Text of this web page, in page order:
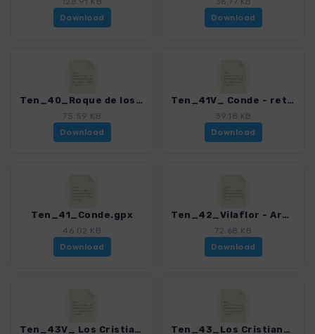
Download
Download
Ten_40_Roque de los Brezos.gpx
75.59 KB
Download
Ten_41V_ Conde - retour via Degollada Frailitos.gpx
39.18 KB
Download
Ten_41_Conde.gpx
46.02 KB
Download
Ten_42_Vilaflor - Arona.gpx
72.68 KB
Download
Ten_43V_ Los Cristianos - Guaza - Las Galletas.gpx Ten_43_Los Cristianos - Las Galletas.gpx